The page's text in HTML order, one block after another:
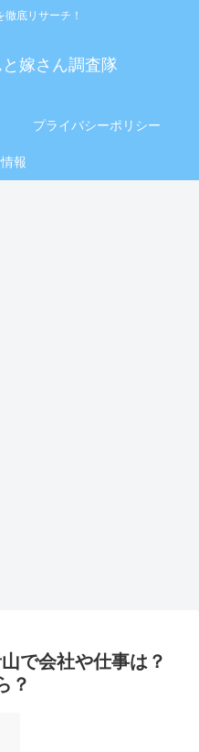
底リサーチ！
嫁さん調査隊
プライバシーポリシー
報
で会社や仕事は？
？